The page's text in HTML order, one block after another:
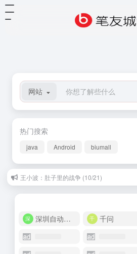
网站
热门搜索
java Android biumall
王小波：肚子里的战争 (10/21)
深圳自动化商城
千问